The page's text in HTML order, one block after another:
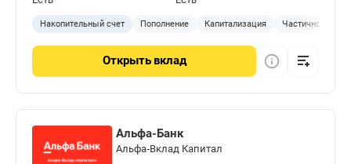
Накопительный счет Пополнение Капитализация Частичное
Открыть вклад
Альфа-Банк
Альфа‑Вклад Капитал